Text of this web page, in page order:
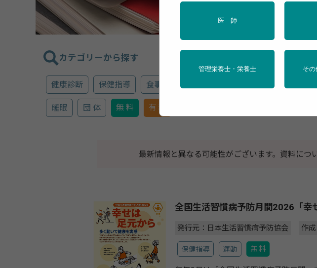
カテゴリーから探す
健康診断 保健指導 食事 運動 メタボリックシンドローム
睡眠 団 体 無 料 有 料
最新情報と異なる可能性がございます。資料につ
全国生活習慣病予防月間2026「幸
発行元：日本生活習慣病予防協会 作
保健指導 運動 無 料
医 師
管理栄養士・栄養士 そ